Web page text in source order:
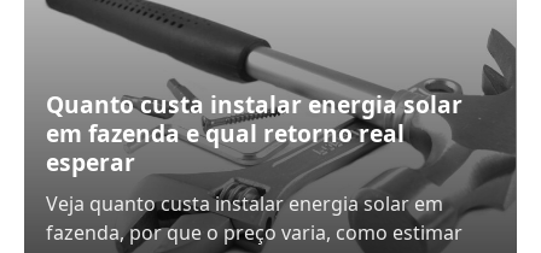
Quanto custa instalar energia solar
em fazenda e qual retorno real
esperar
Veja quanto custa instalar energia solar em
fazenda, por que o preço varia, como estimar